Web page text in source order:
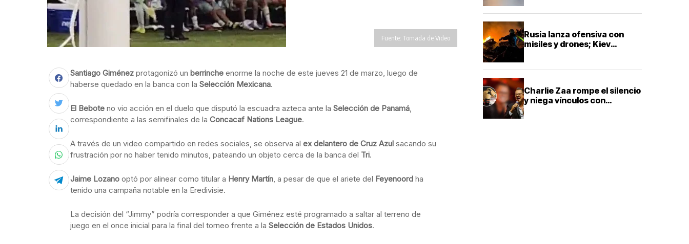
Fuente: Tomada de Video
Santiago Giménez protagonizó un berrinche enorme la noche de este jueves 21 de marzo, luego de
haberse quedado en la banca con la Selección Mexicana.
El Bebote no vio acción en el duelo que disputó la escuadra azteca ante la Selección de Panamá,
correspondiente a las semifinales de la Concacaf Nations League.
A través de un video compartido en redes sociales, se observa al ex delantero de Cruz Azul sacando su
frustración por no haber tenido minutos, pateando un objeto cerca de la banca del Tri.
Jaime Lozano optó por alinear como titular a Henry Martín, a pesar de que el ariete del Feyenoord ha
tenido una campaña notable en la Eredivisie.
La decisión del “Jimmy” podría corresponder a que Giménez esté programado a saltar al terreno de
juego en el once inicial para la final del torneo frente a la Selección de Estados Unidos.
Rusia lanza ofensiva con
misiles y drones; Kiev
Charlie Zaa rompe el silencio
y niega vínculos con